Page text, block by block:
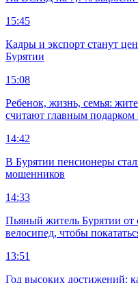
15:45
Кадры и экспорт станут
Бурятии
15:08
Ребенок, жизнь, семья:
считают главным подарком
14:42
В Бурятии пенсионеры
мошенников
14:33
Пьяный житель Бурятии от
велосипед, чтобы
13:51
Год высоких достижений: